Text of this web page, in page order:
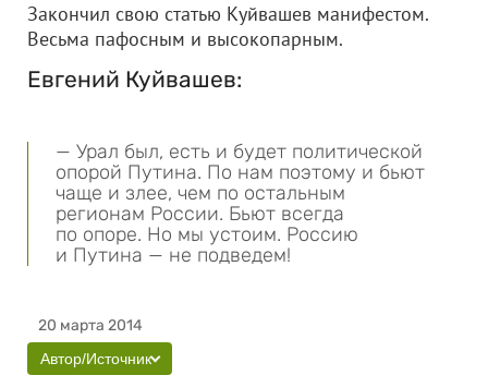
Закончил свою статью Куйвашев манифестом.
Весьма пафосным и высокопарным.
Евгений Куйвашев:
— Урал был, есть и будет политической
опорой Путина. По нам поэтому и бьют
чаще и злее, чем по остальным
регионам России. Бьют всегда
по опоре. Но мы устоим. Россию
и Путина — не подведем!
20 марта 2014
Автор/Источник